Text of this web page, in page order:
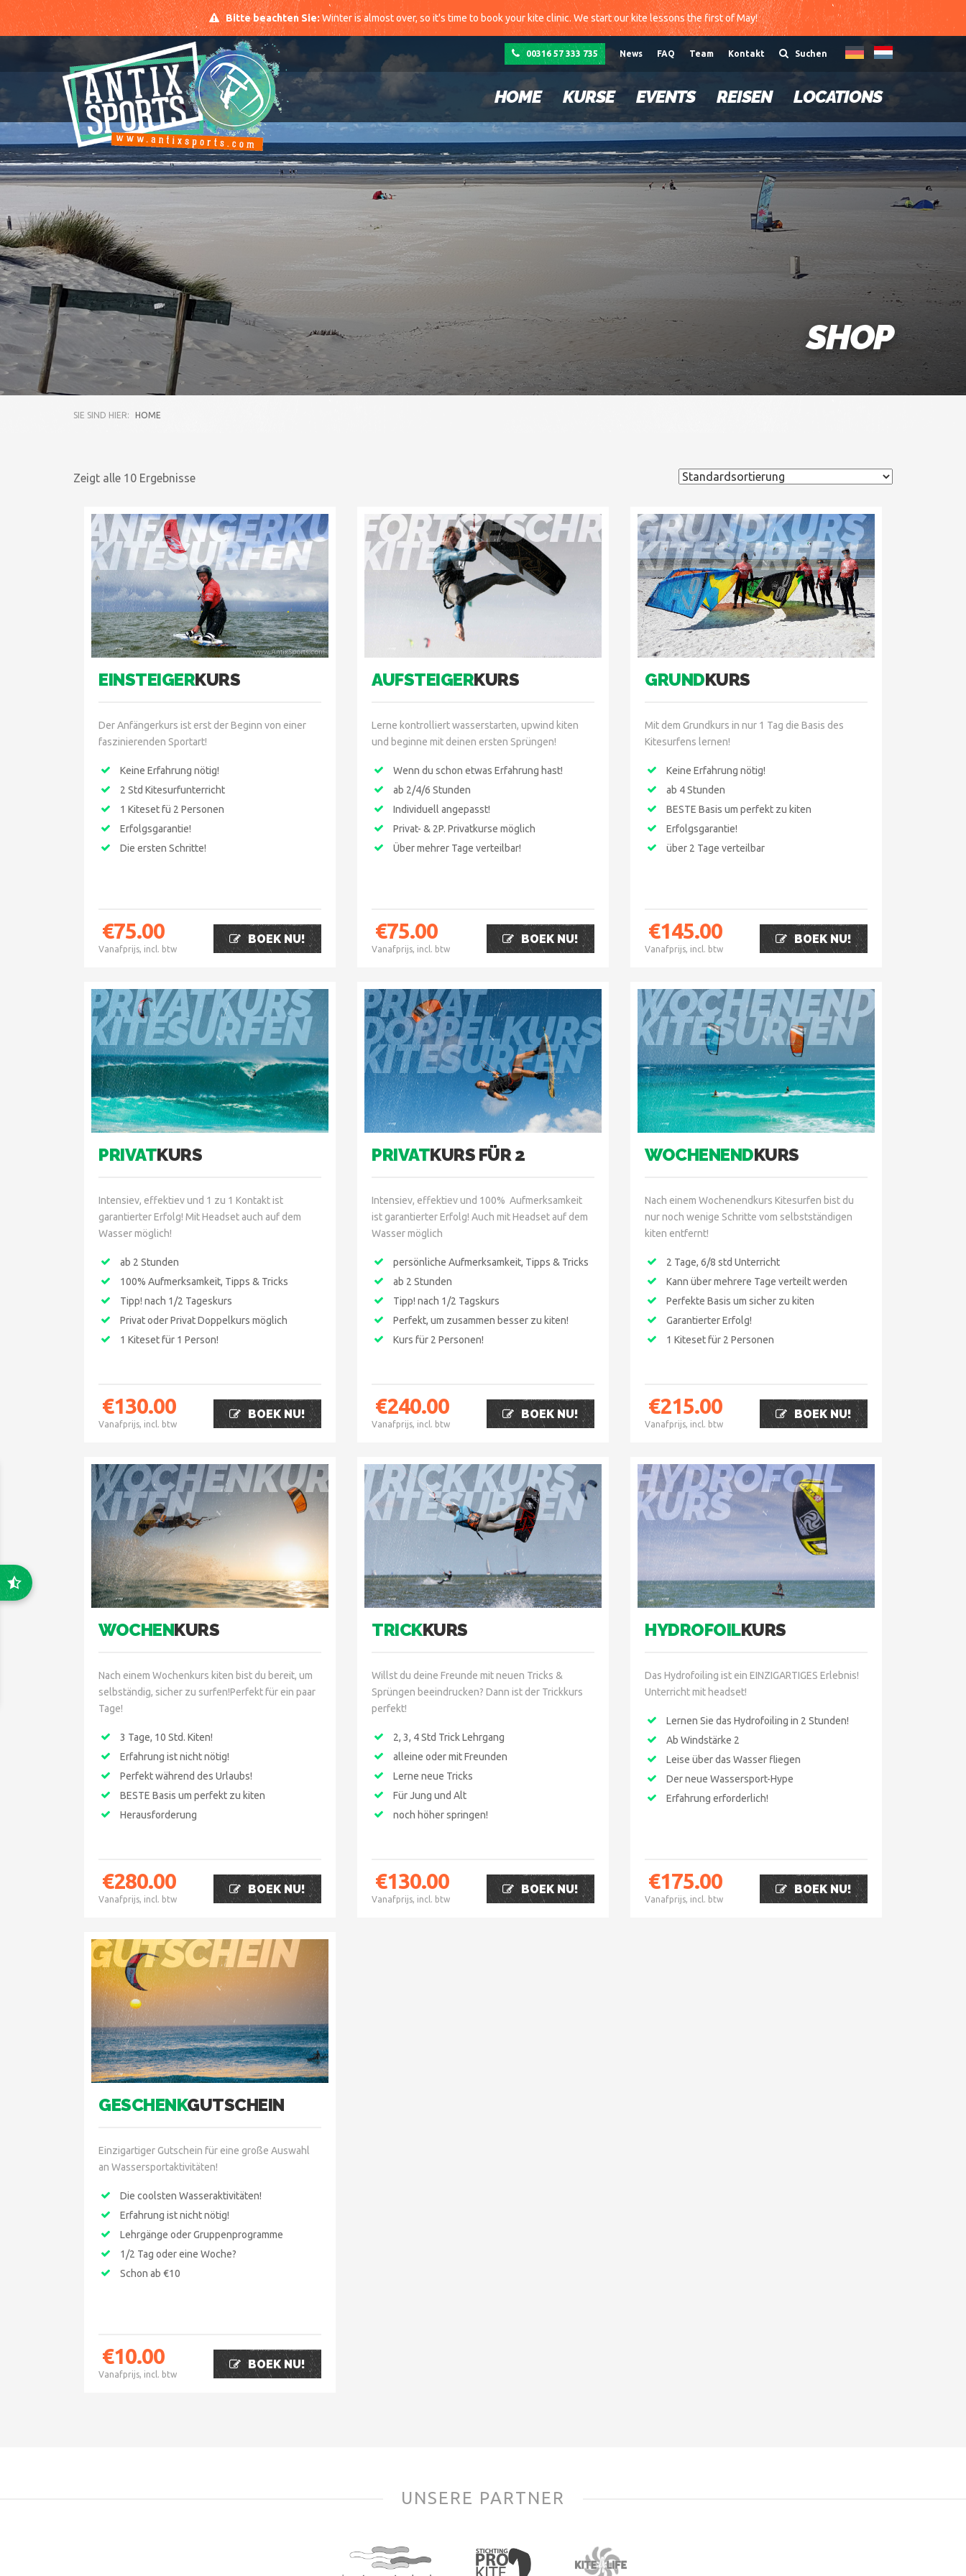
Bitte beachten Sie:Winter is almost over, so it's time to book your kite clinic. We start our kite lessons the first of May!
Suchen
News FAQ Team Kontakt
00316 57 333 735
HOME KURSE EVENTS REISEN LOCATIONS
SHOP
SIE SIND HIER: HOME
Zeigt alle 10 Ergebnisse
ANFÄNGERKURS
KITESURFEN
EINSTEIGERKURS
Der Anfängerkurs ist erst der Beginn von einer
faszinierenden Sportart!
Keine Erfahrung nötig!
2 Std Kitesurfunterricht
1 Kiteset fü 2 Personen
Erfolgsgarantie!
Die ersten Schritte!
€75.00
Vanafprijs, incl. btw
BOEK NU!
FORTGESCHRITTENENKURS
KITEN
AUFSTEIGERKURS
Lerne kontrolliert wasserstarten, upwind kiten
und beginne mit deinen ersten Sprüngen!
Wenn du schon etwas Erfahrung hast!
ab 2/4/6 Stunden
Individuell angepasst!
Privat- & 2P. Privatkurse möglich
Über mehrer Tage verteilbar!
€75.00
Vanafprijs, incl. btw
BOEK NU!
GRUNDKURS
KITESURFEN
GRUNDKURS
Mit dem Grundkurs in nur 1 Tag die Basis des
Kitesurfens lernen!
Keine Erfahrung nötig!
ab 4 Stunden
BESTE Basis um perfekt zu kiten
Erfolgsgarantie!
über 2 Tage verteilbar
€145.00
Vanafprijs, incl. btw
BOEK NU!
PRIVATKURS
KITESURFEN
PRIVATKURS
Intensiev, effektiev und 1 zu 1 Kontakt ist
garantierter Erfolg! Mit Headset auch auf dem
Wasser möglich!
ab 2 Stunden
100% Aufmerksamkeit, Tipps & Tricks
Tipp! nach 1/2 Tageskurs
Privat oder Privat Doppelkurs möglich
1 Kiteset für 1 Person!
€130.00
Vanafprijs, incl. btw
BOEK NU!
PRIVAT
DOPPELKURS
KITESURFEN
PRIVATKURS FÜR 2
Intensiev, effektiev und 100% Aufmerksamkeit
ist garantierter Erfolg! Auch mit Headset auf dem
Wasser möglich
persönliche Aufmerksamkeit, Tipps & Tricks
ab 2 Stunden
Tipp! nach 1/2 Tagskurs
Perfekt, um zusammen besser zu kiten!
Kurs für 2 Personen!
€240.00
Vanafprijs, incl. btw
BOEK NU!
KITESURFEN
WOCHENENDKURS
Nach einem Wochenendkurs Kitesurfen bist du
nur noch wenige Schritte vom selbstständigen
kiten entfernt!
2 Tage, 6/8 std Unterricht
Kann über mehrere Tage verteilt werden
Perfekte Basis um sicher zu kiten
Garantierter Erfolg!
1 Kiteset für 2 Personen
€215.00
Vanafprijs, incl. btw
BOEK NU!
WOCHENKURS
KITEN
WOCHENKURS
Nach einem Wochenkurs kiten bist du bereit, um
selbständig, sicher zu surfen!Perfekt für ein paar
Tage!
3 Tage, 10 Std. Kiten!
Erfahrung ist nicht nötig!
Perfekt während des Urlaubs!
BESTE Basis um perfekt zu kiten
Herausforderung
€280.00
Vanafprijs, incl. btw
BOEK NU!
TRICK KURS
KITESURFEN
TRICKKURS
Willst du deine Freunde mit neuen Tricks &
Sprüngen beeindrucken? Dann ist der Trickkurs
perfekt!
2, 3, 4 Std Trick Lehrgang
alleine oder mit Freunden
Lerne neue Tricks
Für Jung und Alt
noch höher springen!
€130.00
Vanafprijs, incl. btw
BOEK NU!
HYDROFOIL
KURS
HYDROFOILKURS
Das Hydrofoiling ist ein EINZIGARTIGES Erlebnis!
Unterricht mit headset!
Lernen Sie das Hydrofoiling in 2 Stunden!
Ab Windstärke 2
Leise über das Wasser fliegen
Der neue Wassersport-Hype
Erfahrung erforderlich!
€175.00
Vanafprijs, incl. btw
BOEK NU!
GUTSCHEIN
GESCHENKGUTSCHEIN
Einzigartiger Gutschein für eine große Auswahl
an Wassersportaktivitäten!
Die coolsten Wasseraktivitäten!
Erfahrung ist nicht nötig!
Lehrgänge oder Gruppenprogramme
1/2 Tag oder eine Woche?
Schon ab €10
€10.00
Vanafprijs, incl. btw
BOEK NU!
UNSERE PARTNER